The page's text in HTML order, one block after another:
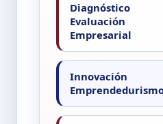
Evaluación
Empresarial